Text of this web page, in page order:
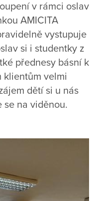
v rámci oslav
AMICITA
vystupuje
si i studentky z
přednesy básní k
klientům velmi
dětí si u nás
se na viděnou.